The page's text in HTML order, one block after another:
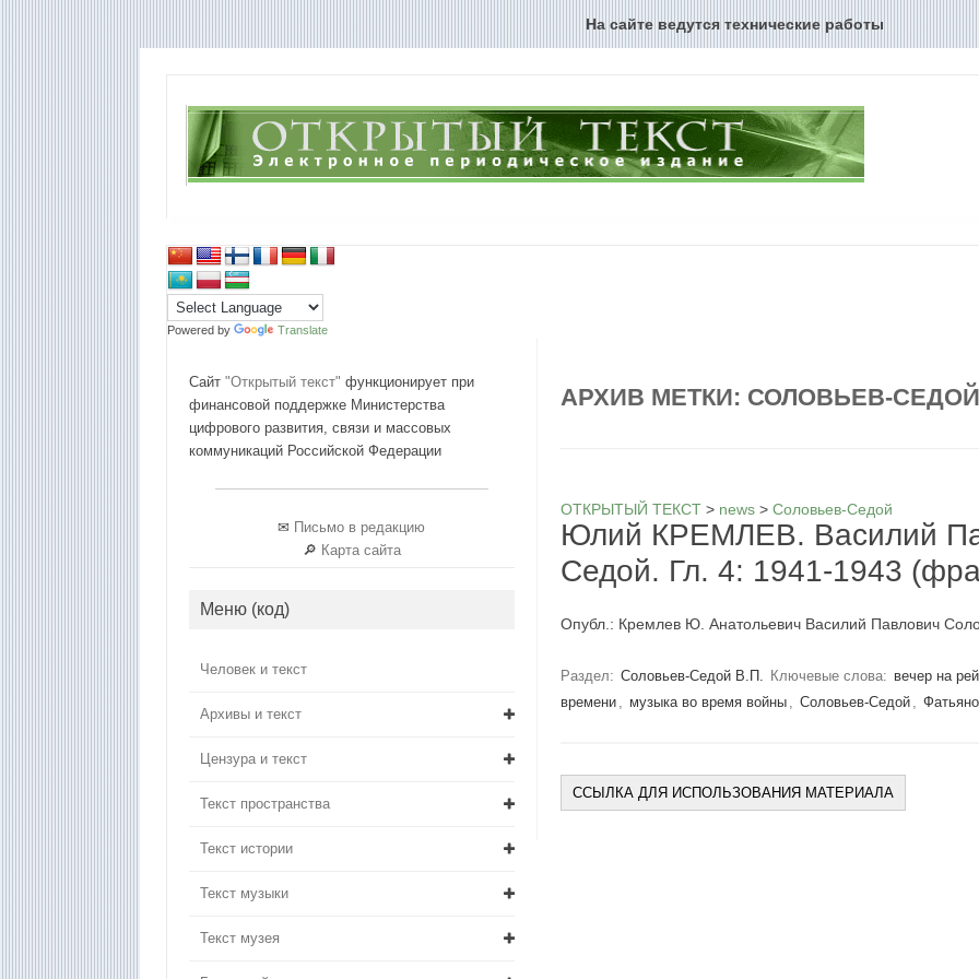
На сайте ведутся технические работы
Powered by Translate
АРХИВ МЕТКИ: СОЛОВЬЕВ-
ОТКРЫТЫЙ ТЕКСТ > news >Соловьев-Седой
Юлий КРЕМЛЕВ. Василий
Седой. Гл. 4: 1941-1943
Опубл.: Кремлев Ю. Анатольевич Василий Павлович
Раздел: Соловьев-Седой В.П. Ключевые слова: вечер на
времени , музыка во время войны , Соловьев-Седой ,
ССЫЛКА ДЛЯ ИСПОЛЬЗОВАНИЯ МАТЕРИАЛА
Сайт "Открытый текст" функционирует при
финансовой поддержке Министерства
цифрового развития, связи и массовых
коммуникаций Российской Федерации
✉ Письмо в редакцию
🔎 Карта сайта
Меню (код)
Человек и текст
Архивы и текст
Цензура и текст
Текст пространства
Текст истории
Текст музыки
Текст музея